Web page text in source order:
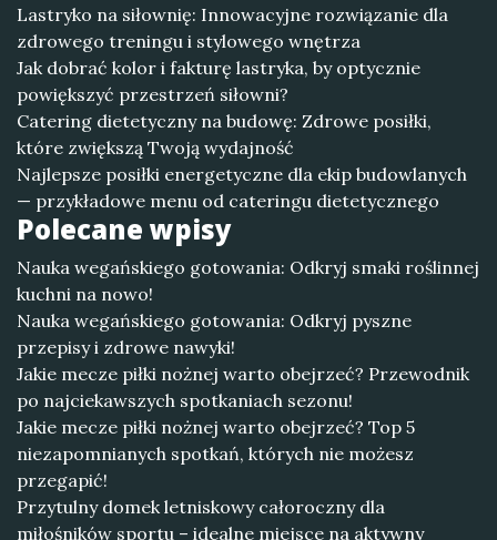
Lastryko na siłownię: Innowacyjne rozwiązanie dla
zdrowego treningu i stylowego wnętrza
Jak dobrać kolor i fakturę lastryka, by optycznie
powiększyć przestrzeń siłowni?
Catering dietetyczny na budowę: Zdrowe posiłki,
które zwiększą Twoją wydajność
Najlepsze posiłki energetyczne dla ekip budowlanych
— przykładowe menu od cateringu dietetycznego
Polecane wpisy
Nauka wegańskiego gotowania: Odkryj smaki roślinnej
kuchni na nowo!
Nauka wegańskiego gotowania: Odkryj pyszne
przepisy i zdrowe nawyki!
Jakie mecze piłki nożnej warto obejrzeć? Przewodnik
po najciekawszych spotkaniach sezonu!
Jakie mecze piłki nożnej warto obejrzeć? Top 5
niezapomnianych spotkań, których nie możesz
przegapić!
Przytulny domek letniskowy całoroczny dla
miłośników sportu – idealne miejsce na aktywny